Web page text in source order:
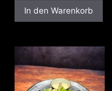
In den Warenkorb